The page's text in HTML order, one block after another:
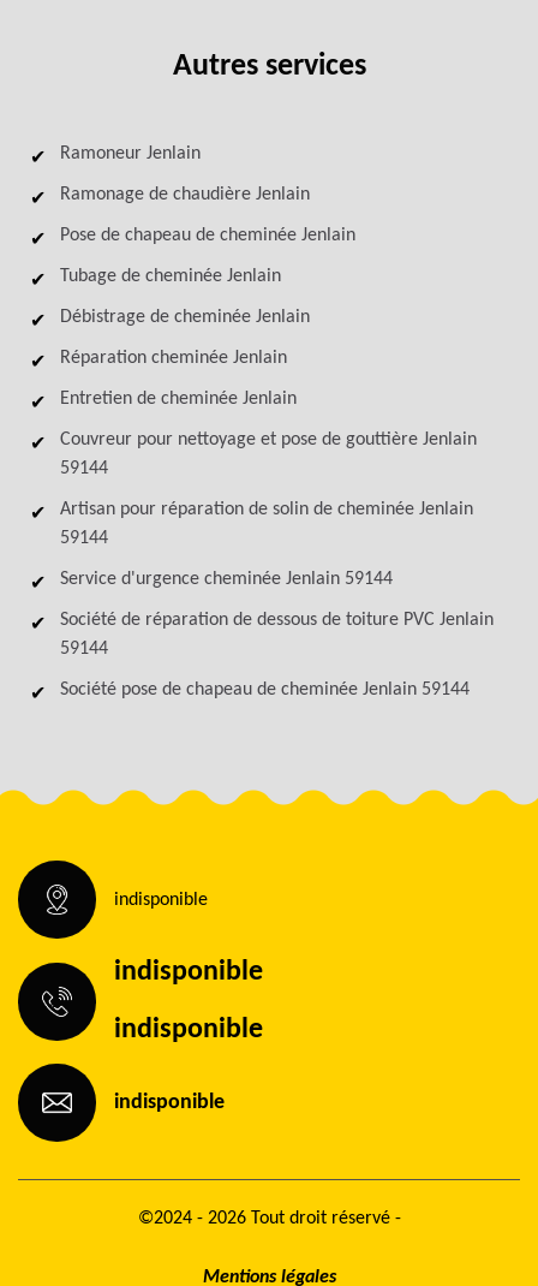
Autres services
Ramoneur Jenlain
Ramonage de chaudière Jenlain
Pose de chapeau de cheminée Jenlain
Tubage de cheminée Jenlain
Débistrage de cheminée Jenlain
Réparation cheminée Jenlain
Entretien de cheminée Jenlain
Couvreur pour nettoyage et pose de gouttière Jenlain
59144
Artisan pour réparation de solin de cheminée Jenlain
59144
Service d'urgence cheminée Jenlain 59144
Société de réparation de dessous de toiture PVC Jenlain
59144
Société pose de chapeau de cheminée Jenlain 59144
indisponible
indisponible
indisponible
indisponible
©2024 - 2026 Tout droit réservé -
Mentions légales